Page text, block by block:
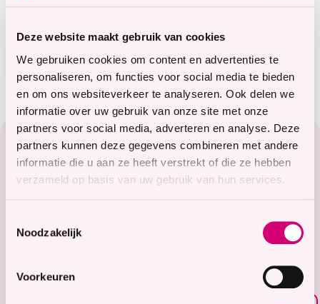
Deze website maakt gebruik van cookies
We gebruiken cookies om content en advertenties te
personaliseren, om functies voor social media te bieden
en om ons websiteverkeer te analyseren. Ook delen we
informatie over uw gebruik van onze site met onze
partners voor social media, adverteren en analyse. Deze
partners kunnen deze gegevens combineren met andere
informatie die u aan ze heeft verstrekt of die ze hebben
verzameld op basis van uw gebruik van hun services.
Noodzakelijk
Voorkeuren
Meer informatie?
terweelactief@terweel.nl
Footer
Zorg in het Zeeuwse hart